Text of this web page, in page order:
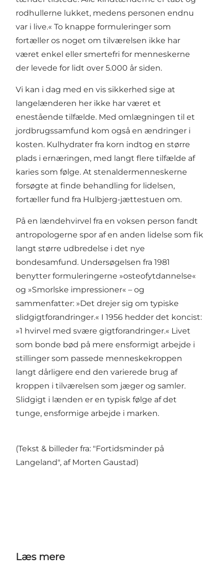
rodhullerne lukket, medens personen endnu
var i live.« To knappe formuleringer som
fortæller os noget om tilværelsen ikke har
været enkel eller smertefri for menneskerne
der levede for lidt over 5.000 år siden.
Vi kan i dag med en vis sikkerhed sige at
langelænderen her ikke har været et
enestående tilfælde. Med omlægningen til et
jordbrugssamfund kom også en ændringer i
kosten. Kulhydrater fra korn indtog en større
plads i ernæringen, med langt flere tilfælde af
karies som følge. At stenaldermenneskerne
forsøgte at finde behandling for lidelsen,
fortæller fund fra Hulbjerg-jættestuen om.
På en lændehvirvel fra en voksen person fandt
antropologerne spor af en anden lidelse som fik
langt større udbredelse i det nye
bondesamfund. Undersøgelsen fra 1981
benytter formuleringerne »osteofytdannelse«
og »Smorlske impressioner« – og
sammenfatter: »Det drejer sig om typiske
slidgigtforandringer.« I 1956 hedder det koncist:
»1 hvirvel med svære gigtforandringer.« Livet
som bonde bød på mere ensformigt arbejde i
stillinger som passede menneskekroppen
langt dårligere end den varierede brug af
kroppen i tilværelsen som jæger og samler.
Slidgigt i lænden er en typisk følge af det
tunge, ensformige arbejde i marken.
(Tekst & billeder fra: "Fortidsminder på
Langeland", af Morten Gaustad)
Læs mere